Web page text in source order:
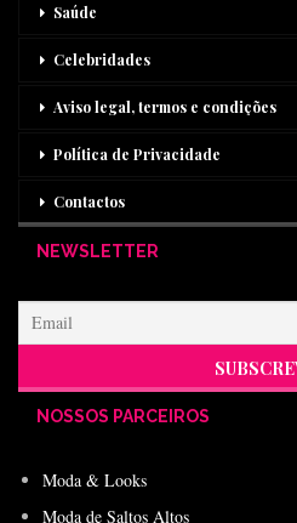
Saúde
Celebridades
Aviso legal, termos e condições
Política de Privacidade
Contactos
NEWSLETTER
NOSSOS PARCEIROS
Moda & Looks
Moda de Saltos Altos